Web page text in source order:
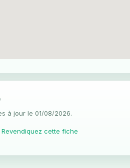
à jour le 01/08/2026.
cette fiche